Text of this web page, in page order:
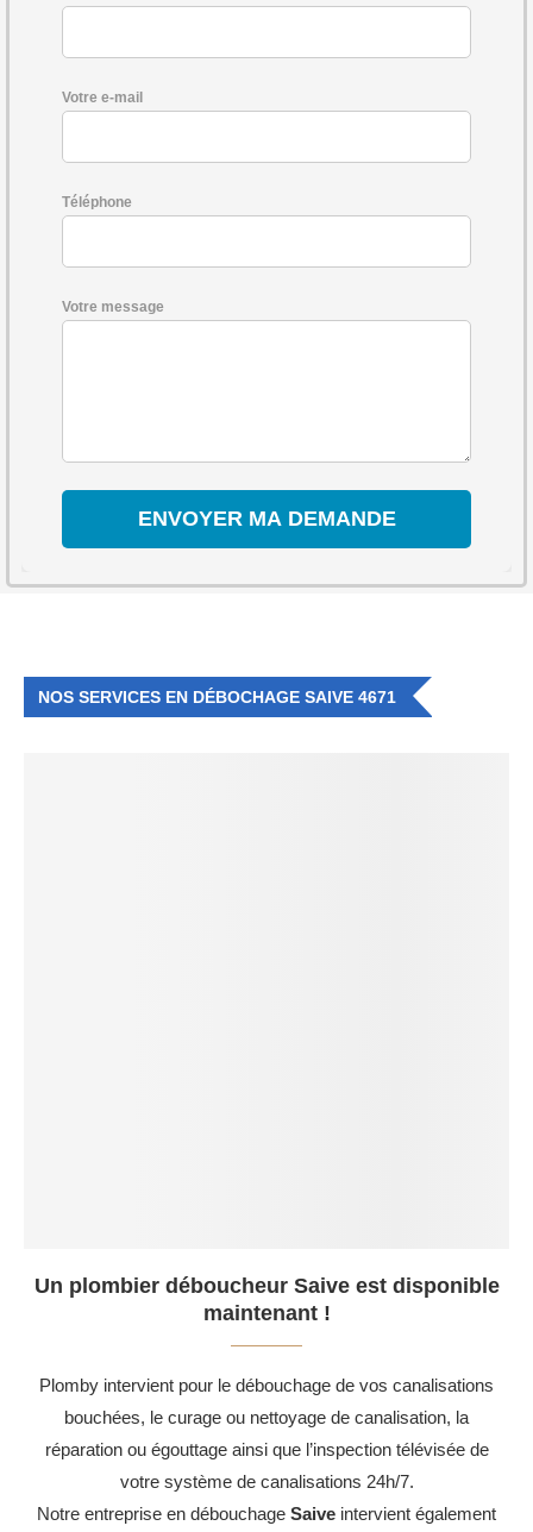
Votre e-mail
Téléphone
Votre message
NOS SERVICES EN DÉBOCHAGE SAIVE 4671
Un plombier déboucheur Saive est disponible
maintenant !
Plomby intervient pour le débouchage de vos canalisations
bouchées, le curage ou nettoyage de canalisation, la
réparation ou égouttage ainsi que l’inspection télévisée de
votre système de canalisations 24h/7.
Notre entreprise en débouchage Saive intervient également